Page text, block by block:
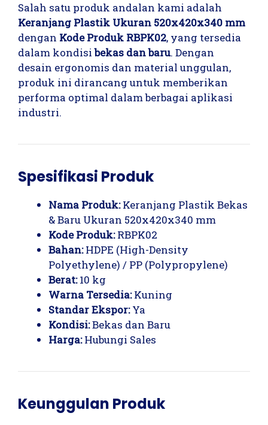
Salah satu produk andalan kami adalah
Keranjang Plastik Ukuran 520x420x340 mm
dengan Kode Produk RBPK02, yang tersedia
dalam kondisibekas dan baru. Dengan
desain ergonomis dan material unggulan,
produk ini dirancang untuk memberikan
performa optimal dalam berbagai aplikasi
industri.
Spesifikasi Produk
Nama Produk:Keranjang Plastik Bekas
& Baru Ukuran 520x420x340 mm
Kode Produk:RBPK02
Bahan:HDPE (High-Density
Polyethylene) / PP (Polypropylene)
Berat:10 kg
Warna Tersedia:Kuning
Standar Ekspor:Ya
Kondisi:Bekas dan Baru
Harga:Hubungi Sales
Keunggulan Produk